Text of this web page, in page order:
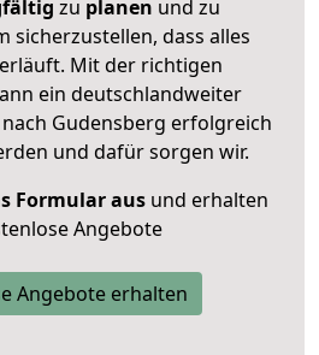
zu planen und zu
sicherzustellen, dass alles
Mit der richtigen
ein deutschlandweiter
Gudensberg erfolgreich
und dafür sorgen wir.
Formular ausund erhalten
Angebote
Angebote erhalten